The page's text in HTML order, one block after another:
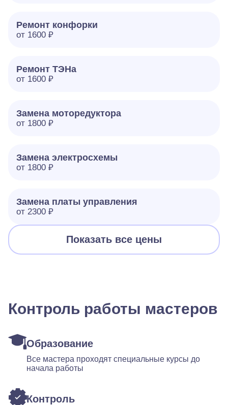
Ремонт конфорки
от 1600 ₽
Ремонт ТЭНа
от 1600 ₽
Замена моторедуктора
от 1800 ₽
Замена электросхемы
от 1800 ₽
Замена платы управления
от 2300 ₽
Показать все цены
Контроль работы мастеров
Образование
Все мастера проходят специальные курсы до
начала работы
Контроль